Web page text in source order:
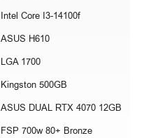
Intel Core I3-14100f
ASUS H610
LGA 1700
Kingston 500GB
ASUS DUAL RTX 4070 12GB
FSP 700w 80+ Bronze